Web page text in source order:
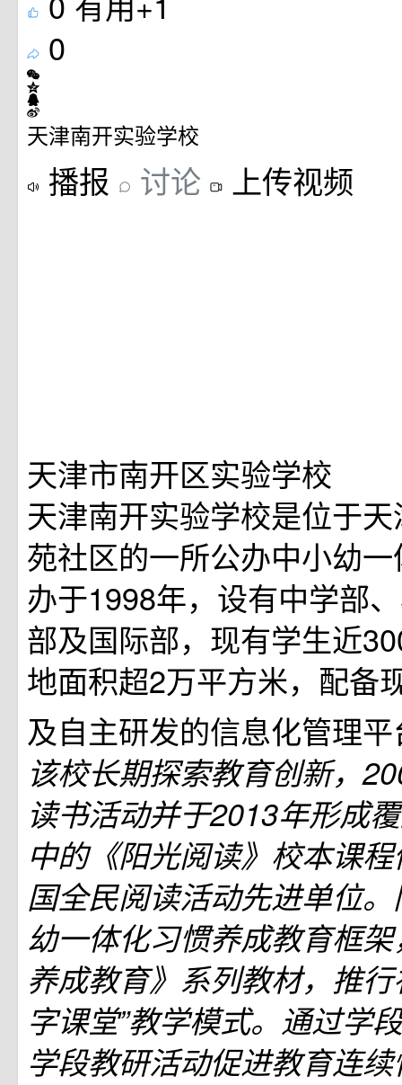
0
天津南开实验学校
播报 讨论 上传视频
天津市南开区实验学校
天津南开实验学校是位于
苑社区的一所公办中小幼
办于1998年，设有中学部
部及国际部，现有学生近
地面积超2万平方米，配备
及自主研发的信息化管理
该校长期探索教育创新，
读书活动并于2013年形成
中的《阳光阅读》校本课
国全民阅读活动先进单位
幼一体化习惯养成教育框
养成教育》系列教材，推
字课堂”教学模式。通过学
学段教研活动促进教育连